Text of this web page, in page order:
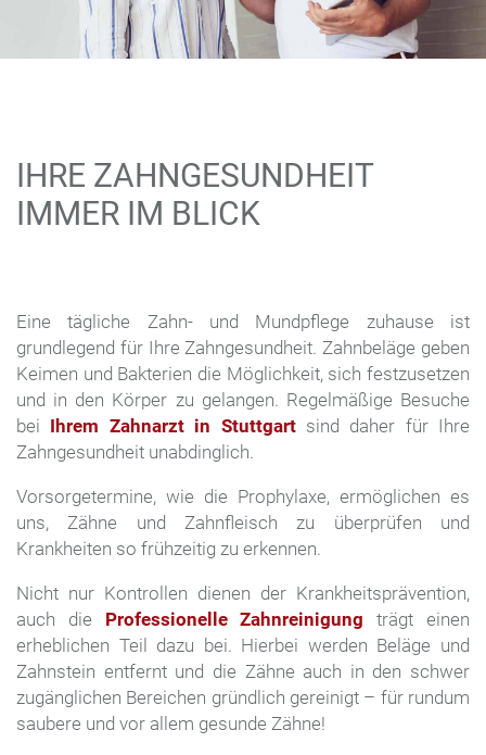
IHRE ZAHNGESUNDHEIT
IMMER IM BLICK
Eine tägliche Zahn- und Mundpflege zuhause ist
grundlegend für Ihre Zahngesundheit. Zahnbeläge geben
Keimen und Bakterien die Möglichkeit, sich festzusetzen
und in den Körper zu gelangen. Regelmäßige Besuche
bei Ihrem Zahnarzt in Stuttgartsind daher für Ihre
Zahngesundheit unabdinglich.
Vorsorgetermine, wie die Prophylaxe, ermöglichen es
uns, Zähne und Zahnfleisch zu überprüfen und
Krankheiten so frühzeitig zu erkennen.
Nicht nur Kontrollen dienen der Krankheitsprävention,
auch die Professionelle Zahnreinigung trägt einen
erheblichen Teil dazu bei. Hierbei werden Beläge und
Zahnstein entfernt und die Zähne auch in den schwer
zugänglichen Bereichen gründlich gereinigt – für rundum
saubere und vor allem gesunde Zähne!